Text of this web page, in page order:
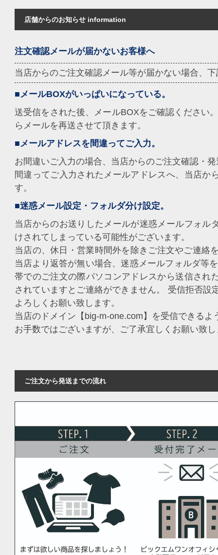
店舗からのお知らせ information
注文確認メールが届かないお客様へ
当店からのご注文確認メール等が届かない場合、
■メールBOXがいっぱいになっている。
送受信をされた後、メールBOXをご確認ください
らメールを再送させて頂きます。
■メールアドレスを間違ってご入力。
お間違いご入力の場合、当店からのご注文確認・
間違ってご入力されたメールアドレスへ、当店か
す。
■迷惑メール設定・フォルダ分け設定。
当店からのお送りしたメールが迷惑メールフォル
けされてしまっている可能性がございます。
当店の、休日・営業時間外を除きご注文やご連絡
当店より返答が無い場合、迷惑メールフォルダ等
帯でのご注文の際パソコンアドレスから送信され
されていますとご連絡ができません。 受信拒否設
よろしくお願い致します。
当店のドメイン【big-m-one.com】を受信できるよ
お手数ではございますが、ご了承宜しくお願い致
ご注文から発送までの流れ